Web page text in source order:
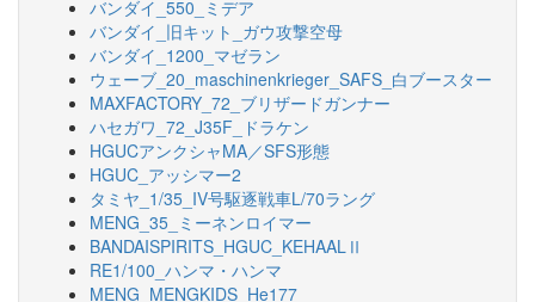
バンダイ_550_ミデア
バンダイ_旧キット_ガウ攻撃空母
バンダイ_1200_マゼラン
ウェーブ_20_maschinenkrieger_SAFS_白ブースター
MAXFACTORY_72_ブリザードガンナー
ハセガワ_72_J35F_ドラケン
HGUCアンクシャMA／SFS形態
HGUC_アッシマー2
タミヤ_1/35_IV号駆逐戦車L/70ラング
MENG_35_ミーネンロイマー
BANDAISPIRITS_HGUC_KEHAALⅡ
RE1/100_ハンマ・ハンマ
MENG_MENGKIDS_He177